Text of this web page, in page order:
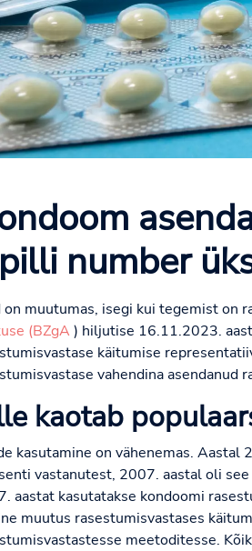
pilli number
on muutumas, isegi kui tegemist on
(BZgA ) hiljutise 16.11.2023.
käitumise
vahendina asendanud
kaotab
kasutamine on vähenemas. Aastal
vastanutest, 2007. aastal oli
aastat kasutatakse kondoomi
muutus rasestumisvastases
meetoditesse.